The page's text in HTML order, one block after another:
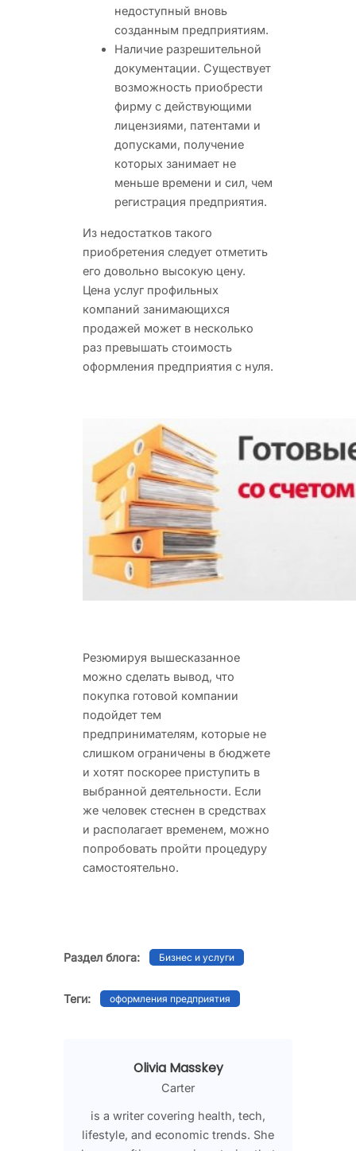
недоступный вновь
созданным предприятиям.
Наличие разрешительной
документации. Существует
возможность приобрести
фирму с действующими
лицензиями, патентами и
допусками, получение
которых занимает не
меньше времени и сил, чем
регистрация предприятия.
Из недостатков такого
приобретения следует отметить
его довольно высокую цену.
Цена услуг профильных
компаний занимающихся
продажей может в несколько
раз превышать стоимость
оформления предприятия с нуля.
Резюмируя вышесказанное
можно сделать вывод, что
покупка готовой компании
подойдет тем
предпринимателям, которые не
слишком ограничены в бюджете
и хотят поскорее приступить в
выбранной деятельности. Если
же человек стеснен в средствах
и располагает временем, можно
попробовать пройти процедуру
самостоятельно.
Раздел блога: Бизнес и услуги
Теги: оформления предприятия
Olivia Masskey
Carter
is a writer covering health, tech,
lifestyle, and economic trends. She